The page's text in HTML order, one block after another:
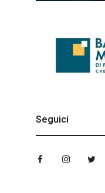
Seguici